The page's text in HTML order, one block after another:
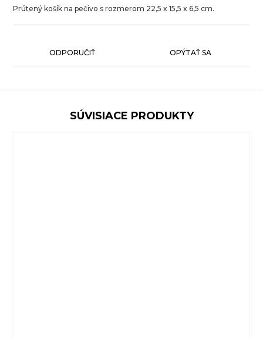
Prútený košík na pečivo s rozmerom 22,5 x 15,5 x 6,5 cm.
ODPORUČIŤ OPÝTAŤ SA
SÚVISIACE PRODUKTY